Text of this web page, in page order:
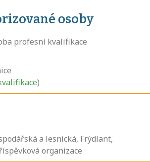
osoby
profesní kvalifikace
)
a lesnická, Frýdlant,
organizace